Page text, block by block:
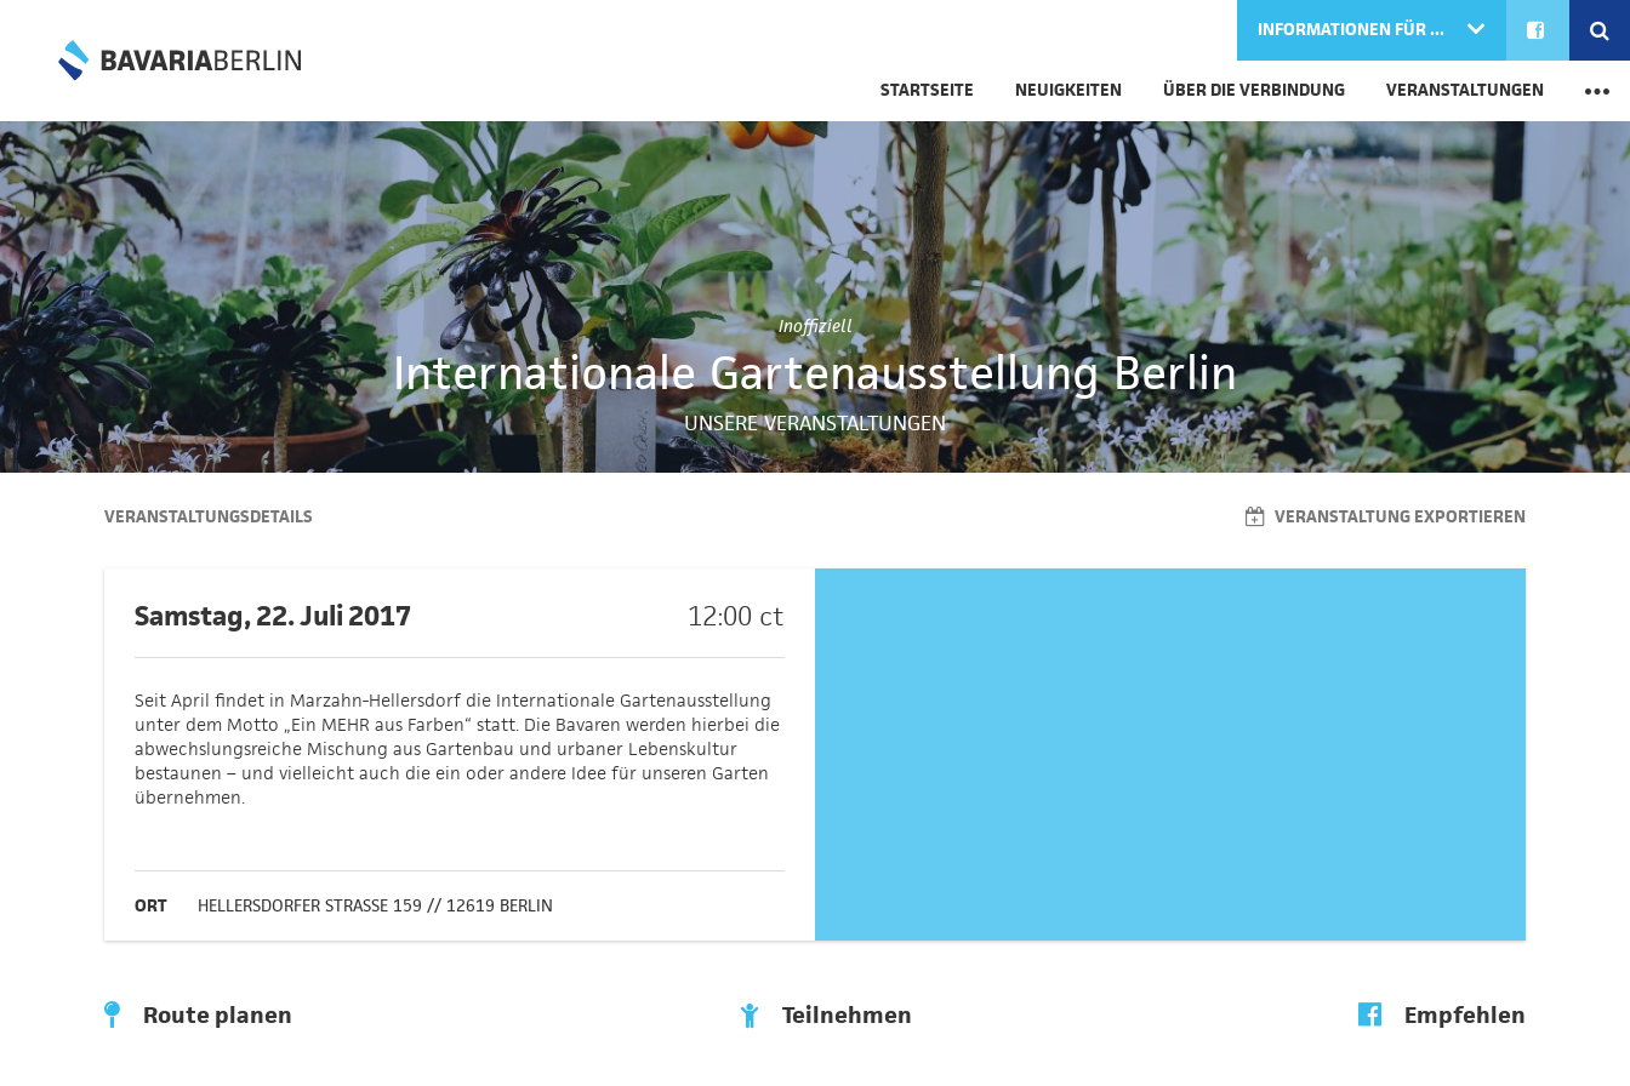
INFORMATIONEN FÜR ... FACEBOOK
STARTSEITE NEUIGKEITEN ÜBER DIE VERBINDUNG VERANSTALTUNGEN
Inoffiziell
Internationale Gartenausstellung Berlin
UNSERE VERANSTALTUNGEN
VERANSTALTUNGSDETAILS VERANSTALTUNG EXPORTIEREN
12:00 ct
Samstag, 22. Juli 2017
Seit April findet in Marzahn-Hellersdorf die Internationale Gartenausstellung
unter dem Motto „Ein MEHR aus Farben“ statt. Die Bavaren werden hierbei die
abwechslungsreiche Mischung aus Gartenbau und urbaner Lebenskultur
bestaunen – und vielleicht auch die ein oder andere Idee für unseren Garten
übernehmen.
ORT HELLERSDORFER STRASSE 159 // 12619 BERLIN
Route planen Teilnehmen Empfehlen